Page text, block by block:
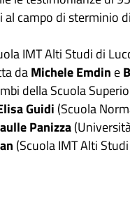
al campo di sterminio
IMT Alti Studi di
daMichele Emdin e
della Scuola
Guidi (Scuola
Panizza
(Scuola IMT Alti